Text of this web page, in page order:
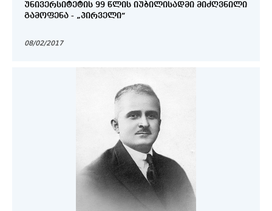
ᲣᲜᲘᲕᲔᲠᲡᲘᲢᲔᲢᲘᲡ 99 ᲬᲚᲘᲡ ᲘᲣᲑᲘᲚᲘᲡᲐᲓᲛᲘ ᲛᲘᲫᲦᲕᲜᲘᲚᲘ
ᲒᲐᲛᲝᲤᲔᲜᲐ - „ᲞᲘᲠᲕᲔᲚᲘ“
08/02/2017